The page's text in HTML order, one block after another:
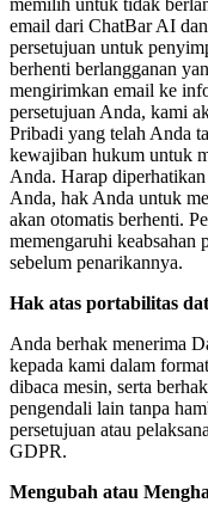
memilih untuk tidak
email dari ChatBar AI
persetujuan untuk
berhenti berlangganan
mengirimkan email ke
persetujuan Anda, kami
Pribadi yang telah Anda
kewajiban hukum untuk
Anda. Harap
Anda, hak Anda untuk
akan otomatis berhenti.
memengaruhi keabsahan
sebelum penarikannya.
Hak atas portabilitas
Anda berhak menerima
kepada kami dalam
dibaca mesin, serta
pengendali lain tanpa
persetujuan atau
GDPR.
Mengubah atau